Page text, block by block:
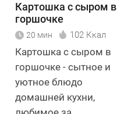
Картошка с сыром в
горшочке
20 мин 102 Ккал
Картошка с сыром в
горшочке - сытное и
уютное блюдо
домашней кухни,